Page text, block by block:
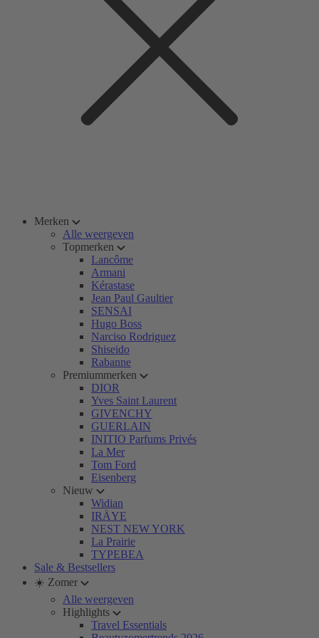
Merken
Alle weergeven
Topmerken
Lancôme
Armani
Kérastase
Jean Paul Gaultier
SENSAI
Hugo Boss
Narciso Rodriguez
Shiseido
Rabanne
Premiummerken
DIOR
Yves Saint Laurent
GIVENCHY
GUERLAIN
INITIO Parfums Privés
La Mer
Tom Ford
Eisenberg
Nieuw
Widian
IRÄYE
NEST NEW YORK
La Prairie
TYPEBEA
Sale & Bestsellers
☀️ Zomer
Alle weergeven
Highlights
Travel Essentials